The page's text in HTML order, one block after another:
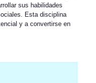
sus habilidades
Esta disciplina
y a convertirse en